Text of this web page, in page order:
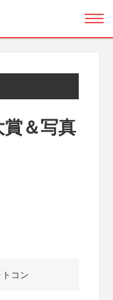
＆写真
コン